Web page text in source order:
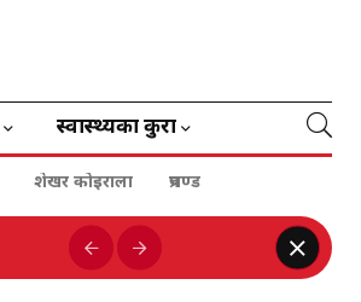
स्वास्थ्यका कुरा
शेखर कोइराला प्रचण्ड